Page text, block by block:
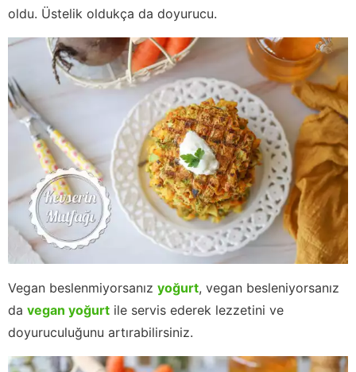
oldu. Üstelik oldukça da doyurucu.
Vegan beslenmiyorsanız yoğurt, vegan besleniyorsanız
da vegan yoğurt ile servis ederek lezzetini ve
doyuruculuğunu artırabilirsiniz.